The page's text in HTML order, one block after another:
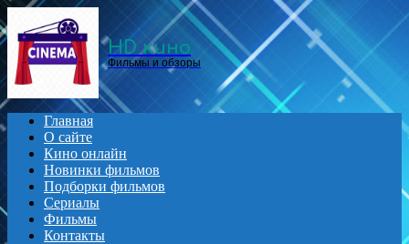
HD кино
Фильмы и обзоры
Главная
О сайте
Кино онлайн
Новинки фильмов
Подборки фильмов
Сериалы
Фильмы
Контакты